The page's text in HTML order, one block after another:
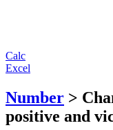
Calc
Excel
Number >
positive and